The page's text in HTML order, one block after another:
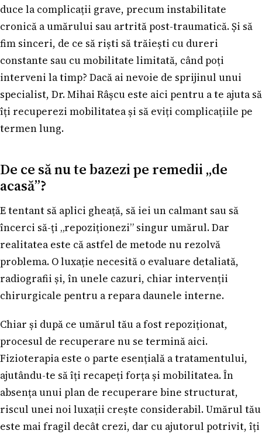
duce la complicații grave, precum instabilitate
cronică a umărului sau artrită post-traumatică. Și să
fim sinceri, de ce să riști să trăiești cu dureri
constante sau cu mobilitate limitată, când poți
interveni la timp? Dacă ai nevoie de sprijinul unui
specialist, Dr. Mihai Râșcu este aici pentru a te ajuta să
îți recuperezi mobilitatea și să eviți complicațiile pe
termen lung.
De ce să nu te bazezi pe remedii „de
acasă”?
E tentant să aplici gheață, să iei un calmant sau să
încerci să-ți „repoziționezi” singur umărul. Dar
realitatea este că astfel de metode nu rezolvă
problema. O luxație necesită o evaluare detaliată,
radiografii și, în unele cazuri, chiar intervenții
chirurgicale pentru a repara daunele interne.
Chiar și după ce umărul tău a fost repoziționat,
procesul de recuperare nu se termină aici.
Fizioterapia este o parte esențială a tratamentului,
ajutându-te să îți recapeți forța și mobilitatea. În
absența unui plan de recuperare bine structurat,
riscul unei noi luxații crește considerabil. Umărul tău
este mai fragil decât crezi, dar cu ajutorul potrivit, îți